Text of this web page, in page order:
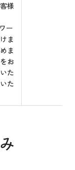
様
ー
ま
ま
お
た
た